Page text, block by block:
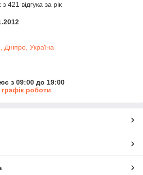
421 відгука за рік
Україна
з 09:00 до 19:00
роботи